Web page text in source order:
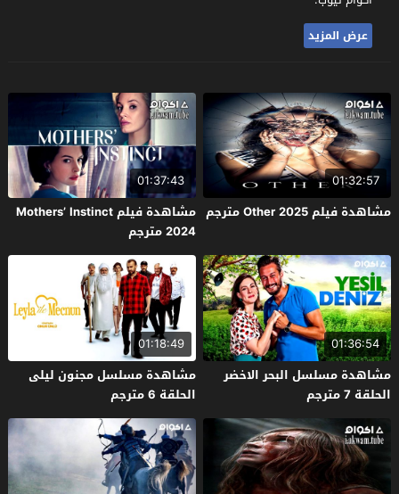
عرض المزيد
01:32:57
مشاهدة فيلم Other 2025 مترجم
01:37:43
مشاهدة فيلم Mothers’ Instinct
2024 مترجم
01:36:54
مشاهدة مسلسل البحر الاخضر
الحلقة 7 مترجم
01:18:49
مشاهدة مسلسل مجنون ليلى
الحلقة 6 مترجم